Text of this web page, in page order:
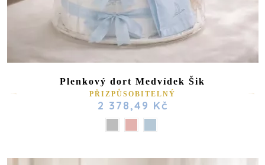
Plenkový dort Medvídek Šik
PŘIZPŮSOBITELNÝ
2 378,49 Kč